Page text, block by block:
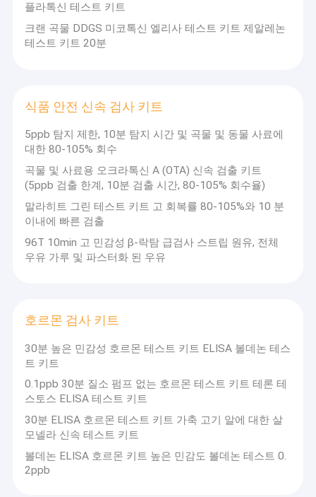
플라톡신 테스트 키트
크랜 곡물 DDGS 미코톡신 엘리사 테스트 키트 제알레논
테스트 키트 20분
식품 안전 신속 검사 키트
5ppb 탐지 제한, 10분 탐지 시간 및 곡물 및 동물 사료에
대한 80-105% 회수
곡물 및 사료용 오크라톡신 A (OTA) 신속 검출 키트
(5ppb 검출 한계, 10분 검출 시간, 80-105% 회수율)
말라히트 그린 테스트 키트 고 회복률 80-105%와 10 분
이내에 빠른 검출
96T 10min 고 민감성 β-락탐 급검사 스트립 원유, 전체
우유 가루 및 파스터화 된 우유
호르몬 검사 키트
30분 높은 민감성 호르몬 테스트 키트 ELISA 볼데논 테스
트 키트
0.1ppb 30분 질소 펌프 없는 호르몬 테스트 키트 테론 테
스토스 ELISA 테스트 키트
30분 ELISA 호르몬 테스트 키트 가축 고기 알에 대한 살
모넬라 신속 테스트 키트
볼데논 ELISA 호르몬 키트 높은 민감도 볼데논 테스트 0.
2ppb